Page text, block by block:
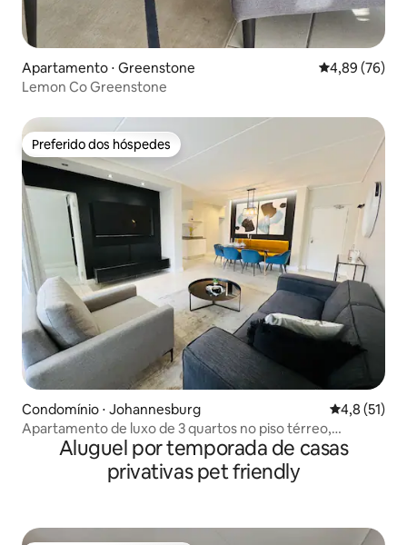
Apartamento ⋅ Greenstone 4,89 de uma
4,89 (76)
Lemon Co Greenstone
Preferido dos hóspedes
Preferido dos hóspedes
Condomínio ⋅ Johannesburg 4,8 de uma
4,8 (51)
Apartamento de luxo de 3 quartos no piso térreo,
CachoeiraAluguel por temporada de casas
privativas pet friendly